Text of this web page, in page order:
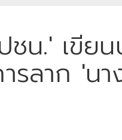
น.' เขียน
รลาก 'นา